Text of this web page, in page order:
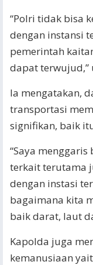
“Polri tidak bisa
dengan instansi
pemerintah
dapat terwujud,”
Ia mengatakan,
transportasi
signifikan, baik
“Saya
terkait terutama
dengan instasi
bagaimana kita
baik darat, laut
Kapolda juga
kemanusiaan